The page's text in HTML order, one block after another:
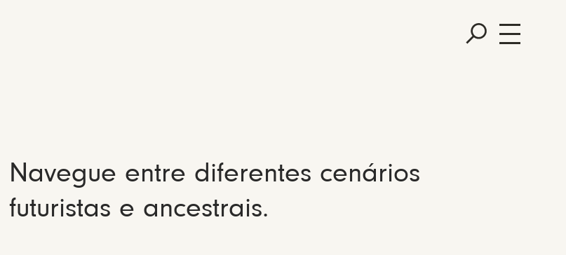
Navegue entre diferentes cenários
futuristas e ancestrais.